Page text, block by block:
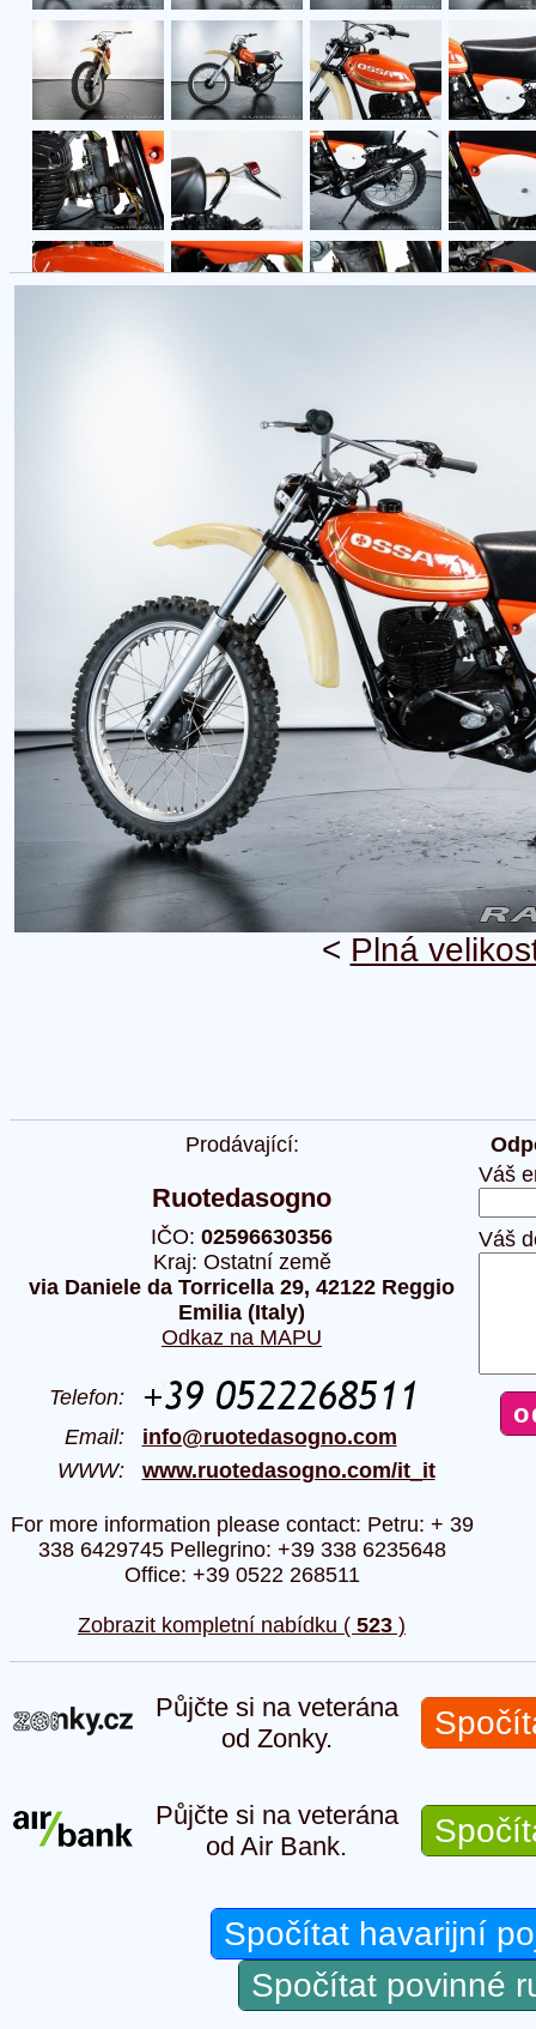
< Plná
Prodávající:
Ruotedasogno
IČO: 02596630356
Kraj: Ostatní země
via Daniele da Torricella 29, 42122 Reggio
Emilia (Italy)
Odkaz na MAPU
Telefon:
Email: info@ruotedasogno.com
WWW: www.ruotedasogno.com/it_it
For more information please contact: Petru: + 39
338 6429745 Pellegrino: +39 338 6235648
Office: +39 0522 268511
Zobrazit kompletní nabídku ( 523 )
Váš
Váš
Půjčte si na veterána
od Zonky.
Půjčte si na veterána
od Air Bank.
Spočítat havarijní
Spočítat povinné